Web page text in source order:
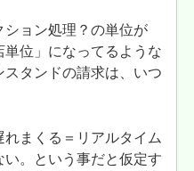
ション処理？の単位が
単位」になってるような
タンドの請求は、いつ
まくる＝リアルタイム
。という事だと仮定す